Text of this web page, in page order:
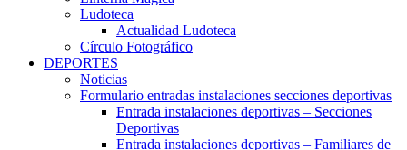
Ludoteca
Actualidad Ludoteca
Círculo Fotográfico
DEPORTES
Noticias
Formulario entradas instalaciones secciones deportivas
Entrada instalaciones deportivas – Secciones
Deportivas
Entrada instalaciones deportivas – Familiares de